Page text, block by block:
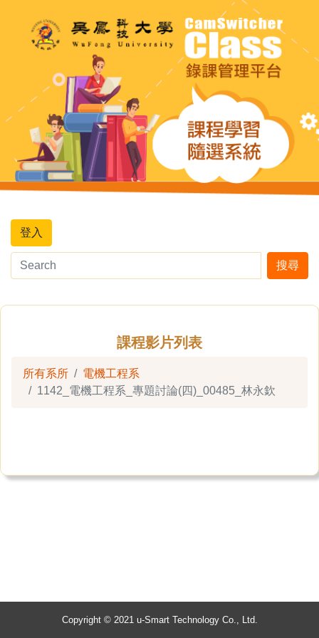
登入
搜尋
課程影片列表
所有系所
電機工程系
1142_電機工程系_專題討論(四)_00485_林永欽
Copyright © 2021 u-Smart Technology Co., Ltd.